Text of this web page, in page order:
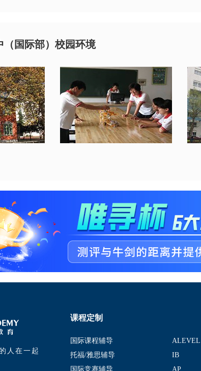
（国际部）校园环境
人在一起
课程定制
国际课程辅导
ALEVEL
托福/雅思辅导
IB
国际竞赛辅导
AP